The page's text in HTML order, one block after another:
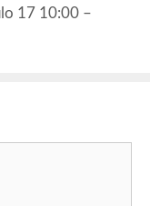
17 10:00 –